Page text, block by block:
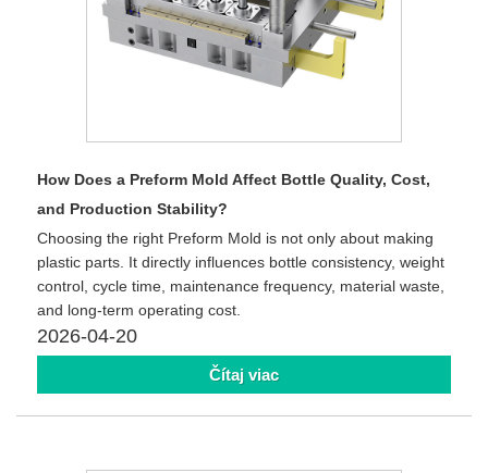
How Does a Preform Mold Affect Bottle Quality, Cost,
and Production Stability?
Choosing the right Preform Mold is not only about making
plastic parts. It directly influences bottle consistency, weight
control, cycle time, maintenance frequency, material waste,
and long-term operating cost.
2026-04-20
Čítaj viac